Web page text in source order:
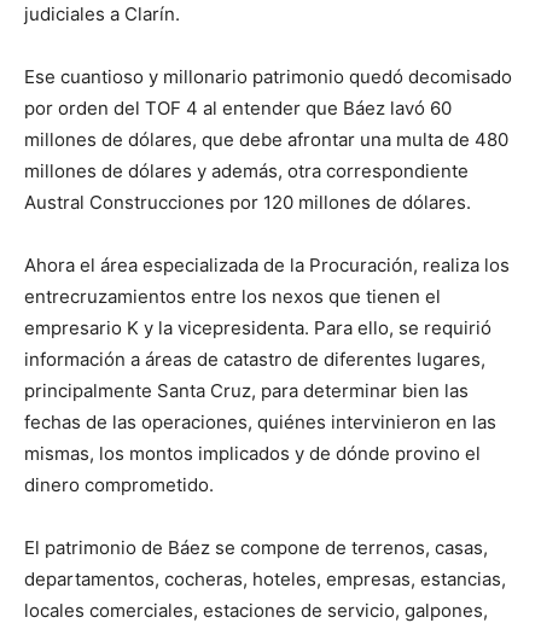
judiciales a Clarín.
Ese cuantioso y millonario patrimonio quedó decomisado
por orden del TOF 4 al entender que Báez lavó 60
millones de dólares, que debe afrontar una multa de 480
millones de dólares y además, otra correspondiente
Austral Construcciones por 120 millones de dólares.
Ahora el área especializada de la Procuración, realiza los
entrecruzamientos entre los nexos que tienen el
empresario K y la vicepresidenta. Para ello, se requirió
información a áreas de catastro de diferentes lugares,
principalmente Santa Cruz, para determinar bien las
fechas de las operaciones, quiénes intervinieron en las
mismas, los montos implicados y de dónde provino el
dinero comprometido.
El patrimonio de Báez se compone de terrenos, casas,
departamentos, cocheras, hoteles, empresas, estancias,
locales comerciales, estaciones de servicio, galpones,